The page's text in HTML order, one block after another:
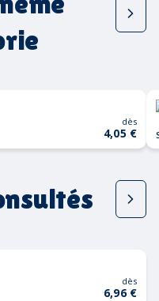
dès
4,05 €
dès
6,96 €